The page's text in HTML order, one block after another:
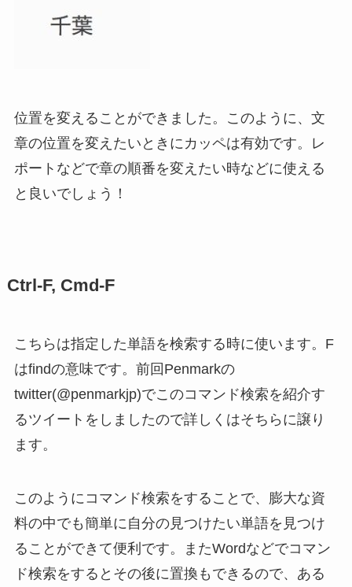
位置を変えることができました。このように、文
章の位置を変えたいときにカッペは有効です。レ
ポートなどで章の順番を変えたい時などに使える
と良いでしょう！
Ctrl-F, Cmd-F
こちらは指定した単語を検索する時に使います。F
はfindの意味です。前回Penmarkの
twitter(@penmarkjp)でこのコマンド検索を紹介す
るツイートをしましたので詳しくはそちらに譲り
ます。
このようにコマンド検索をすることで、膨大な資
料の中でも簡単に自分の見つけたい単語を見つけ
ることができて便利です。またWordなどでコマン
ド検索をするとその後に置換もできるので、ある